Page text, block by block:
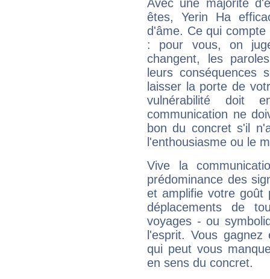
Avec une majorité
êtes, Yerin Ha
d'âme. Ce qui
: pour vous, on
changent, les
leurs conséquences
laisser la porte de
vulnérabilité doit
communication ne
bon du concret s'il
l'enthousiasme ou le
Vive la
prédominance des
et amplifie votre goût
déplacements de
voyages - ou
l'esprit. Vous
qui peut vous
en sens du concret.